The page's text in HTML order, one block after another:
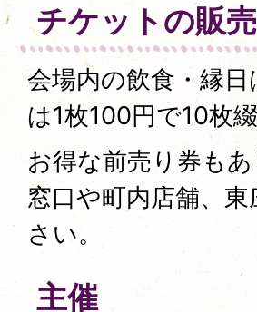
チケットの販
会場内の飲食・縁
は1枚100円で10枚
お得な前売り券も
窓口や町内店舗、
さい。
主催